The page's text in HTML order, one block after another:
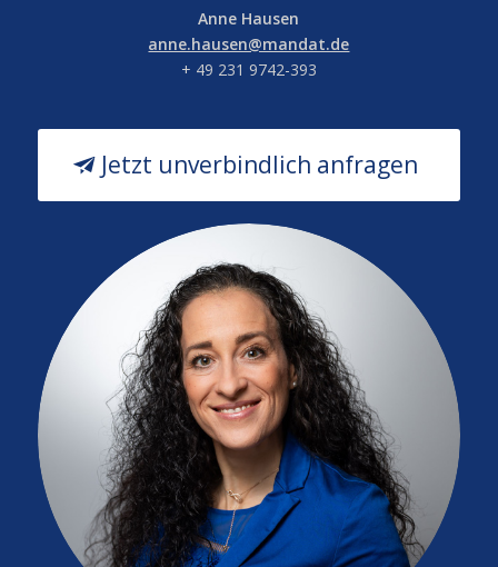
Anne Hausen
anne.hausen@mandat.de
+ 49 231 9742-393
Jetzt unverbindlich anfragen